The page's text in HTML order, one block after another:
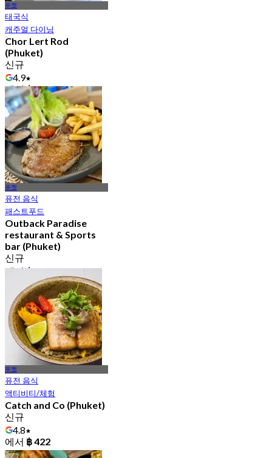
푸켓
태국식
캐주얼 다이닝
Chor Lert Rod
(Phuket)
신규
4.9
에서฿ 287
푸켓
퓨전 음식
패스트푸드
Outback Paradise
restaurant & Sports
bar (Phuket)
신규
에서฿ 516
푸켓
퓨전 음식
액티비티/체험
Catch and Co (Phuket)
신규
4.8
에서 ฿ 422